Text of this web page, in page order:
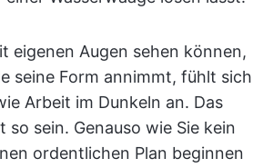
eigenen Augen sehen können,
seine Form annimmt, fühlt sich
Arbeit im Dunkeln an. Das
so sein. Genauso wie Sie kein
ordentlichen Plan beginnen